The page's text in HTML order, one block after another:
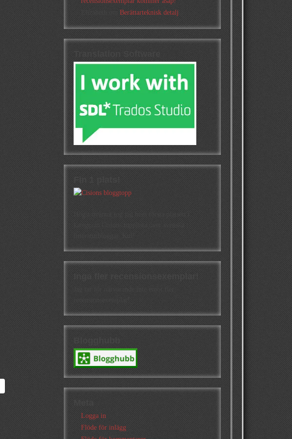
Elizabeth
Berättarteknisk detalj
Translation Software
kategorin Cisions topplista över svenska
Inga fler recensionsexemplar!
Jag tar för närvarande inte emot fler
Logga in
Flöde för inlägg